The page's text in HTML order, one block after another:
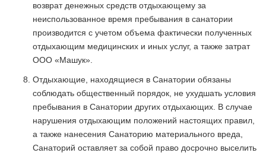
возврат денежных средств отдыхающему за
неиспользованное время пребывания в санатории
производится с учетом объема фактически полученных
отдыхающим медицинских и иных услуг, а также затрат
ООО «Машук».
Отдыхающие, находящиеся в Санатории обязаны
соблюдать общественный порядок, не ухудшать условия
пребывания в Санатории других отдыхающих. В случае
нарушения отдыхающим положений настоящих правил,
а также нанесения Санаторию материального вреда,
Санаторий оставляет за собой право досрочно выселить